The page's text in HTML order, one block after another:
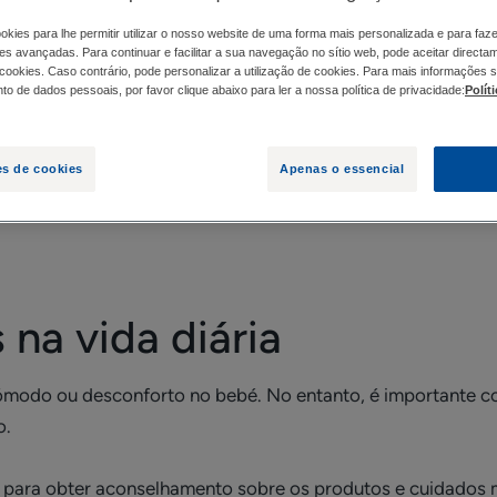
NA VIDA DIÁRIA REMÉDIOS ALTERNATIVOS
frequente no bebé. Apresenta-se na forma de pequenas
bebé recém-nascido. As crostas podem ter vários
de um fungo naturalmente presente na superfície da
vida diária
ou desconforto no bebé. No entanto, é importante
obter aconselhamento sobre os produtos e cuidados
para lhe permitir utilizar o nosso website de uma forma mais personalizada e para
avançadas. Para continuar e facilitar a sua navegação no sítio web, pode aceitar
Caso contrário, pode personalizar a utilização de cookies. Para mais informações
de dados pessoais, por favor clique abaixo para ler a nossa política de privacidade:
de cookies Apenas o essencial